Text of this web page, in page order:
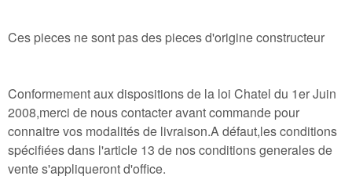
Ces pieces ne sont pas des pieces d'origine constructeur
Conformement aux dispositions de la loi Chatel du 1er Juin
2008,merci de nous contacter avant commande pour
connaitre vos modalités de livraison.A défaut,les conditions
spécifiées dans l'article 13 de nos conditions generales de
vente s'appliqueront d'office.